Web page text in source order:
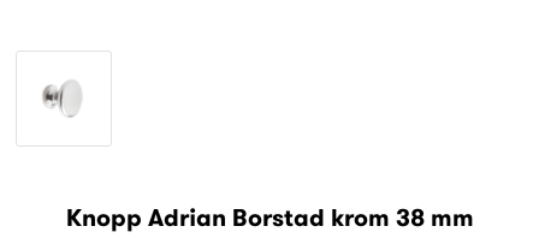
Knopp Adrian Borstad krom 38 mm